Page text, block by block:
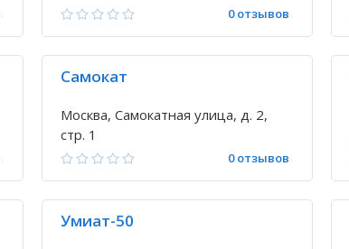
0 отзывов
Самокат
Москва, Самокатная улица, д. 2,
стр. 1
0 отзывов
Умиат-50